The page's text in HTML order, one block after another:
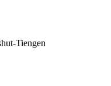
Tiengen